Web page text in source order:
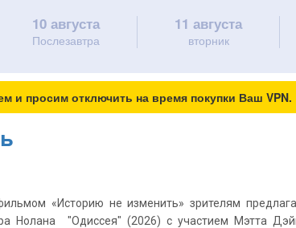
10 августа
Послезавтра
11 августа
вторник
и просим отключить на время покупки Ваш VPN.
«Историю не изменить» зрителям
Нолана "Одиссея" (2026) с участием Мэтта